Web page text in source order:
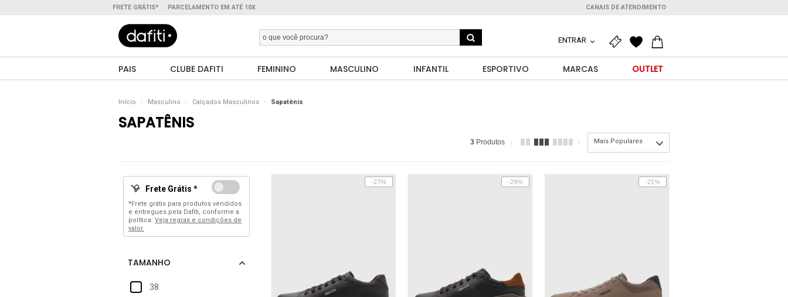
FRETE GRÁTIS* PARCELAMENTO EM ATÉ 10X CANAIS DE ATENDIMENTO
ENTRAR
PAIS CLUBE DAFITI FEMININO MASCULINO INFANTIL ESPORTIVO MARCAS OUTLET
Início Masculino Calçados Masculinos Sapatênis
SAPATÊNIS
3 Produtos Mais Populares
Frete Grátis *
*Frete grátis para produtos vendidos
e entregues pela Dafiti, conforme a
política: Veja regras e condições de
valor.
38
-27% -29% -21%